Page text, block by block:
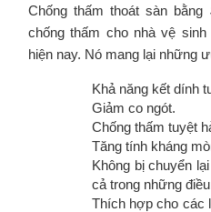
Chống thấm thoát sàn bằng
chống thấm cho nhà vệ
hiện nay. Nó mang lại những
Khả năng kết dính
Giảm co ngót.
Chống thấm tuyệt
Tăng tính kháng
Không bị chuyển
cả trong những
Thích hợp cho các